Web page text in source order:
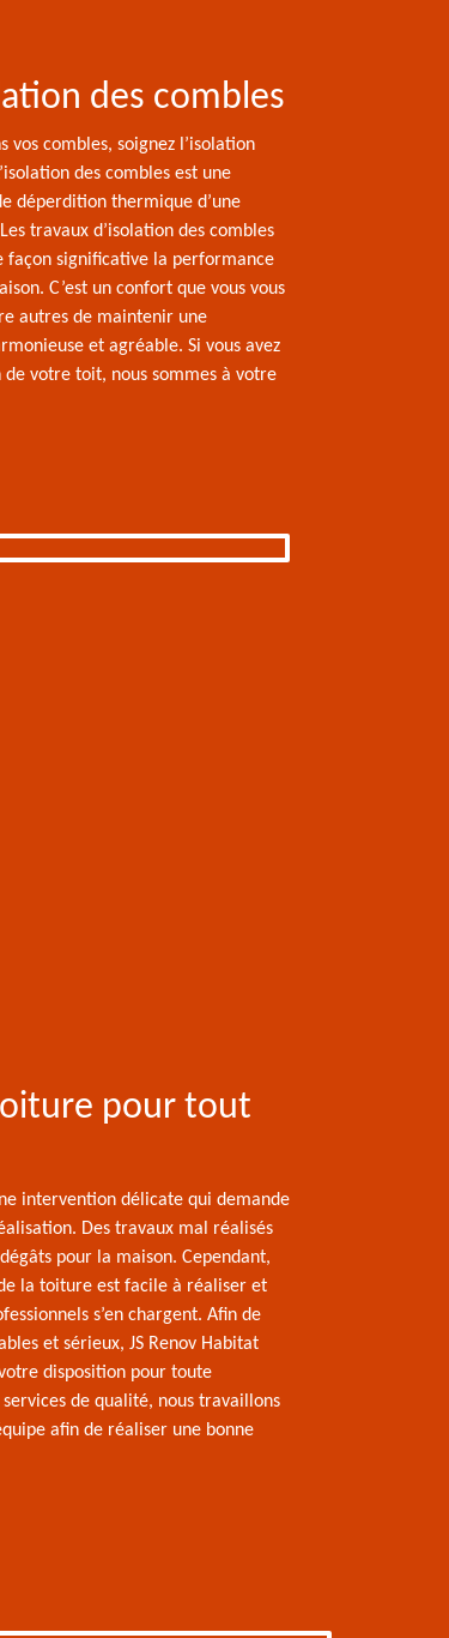
des combles
vos combles, soignez l’isolation
des combles est une
déperdition thermique d’une
travaux d’isolation des combles
façon significative la performance
C’est un confort que vous vous
autres de maintenir une
et agréable. Si vous avez
de votre toit, nous sommes à votre
pour tout
intervention délicate qui demande
Des travaux mal réalisés
pour la maison. Cependant,
la toiture est facile à réaliser et
s’en chargent. Afin de
et sérieux, JS Renov Habitat
disposition pour toute
de qualité, nous travaillons
afin de réaliser une bonne